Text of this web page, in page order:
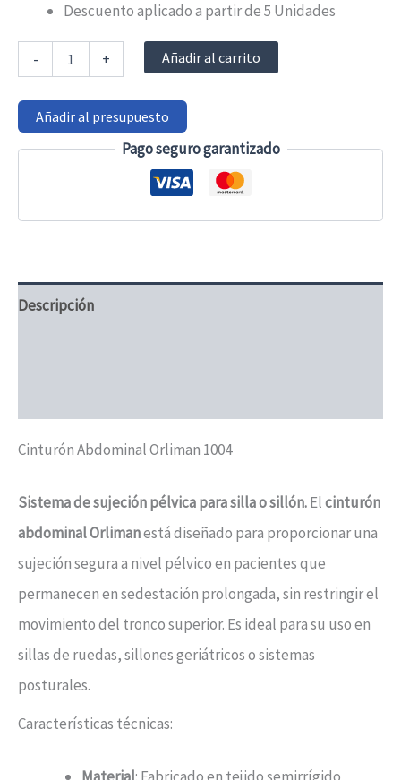
Descuento aplicado a partir de 5 Unidades
-
abdominal
silla
-
+ Añadir al carrito
Añadir al presupuesto
Pago seguro garantizado
Descripción
Cinturón Abdominal Orliman 1004
Sistema de sujeción pélvica para silla o sillón.Elcinturón
abdominal Orlimanestá diseñado para proporcionar una
sujeción segura a nivel pélvico en pacientes que
permanecen en sedestación prolongada, sin restringir el
movimiento del tronco superior. Es ideal para su uso en
sillas de ruedas, sillones geriátricos o sistemas
posturales.
Características técnicas: